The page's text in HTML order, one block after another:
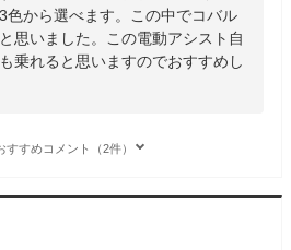
色から選べます。この中でコバル
思いました。この電動アシスト自
乗れると思いますのでおすすめし
すすめコメント（2件）